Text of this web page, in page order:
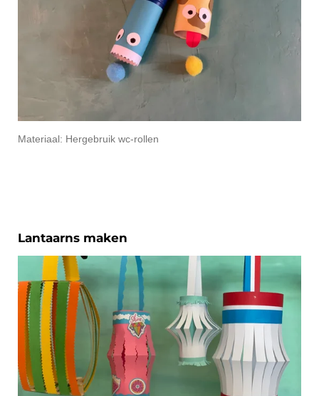
Materiaal: Hergebruik wc-rollen
Lantaarns maken